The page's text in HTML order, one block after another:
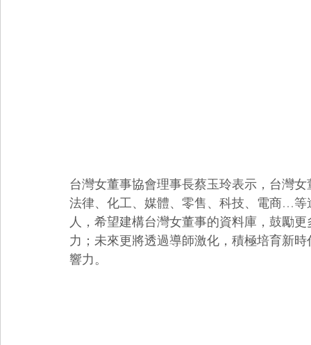
台灣女董事協會理事長蔡玉玲表示，台灣女
法律、化工、媒體、零售、科技、電商…等
人，希望建構台灣女董事的資料庫，鼓勵
力；未來更將透過導師激化，積極培育新
響力。